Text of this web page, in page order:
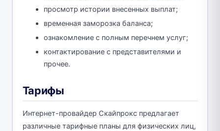
просмотр истории внесенных выплат;
временная заморозка баланса;
ознакомление с полным перечнем услуг;
контактирование с представителями и
прочее.
Тарифы
Интернет-провайдер Скайпрокс предлагает
различные тарифные планы для физических лиц,